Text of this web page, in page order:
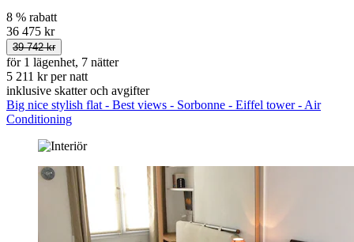
8 % rabatt
36 475 kr
39 742 kr
för 1 lägenhet, 7 nätter
5 211 kr per natt
inklusive skatter och avgifter
Big nice stylish flat - Best views - Sorbonne - Eiffel tower - Air
Conditioning